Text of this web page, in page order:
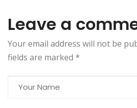
Leave a
Your email address will not be
fields are marked *